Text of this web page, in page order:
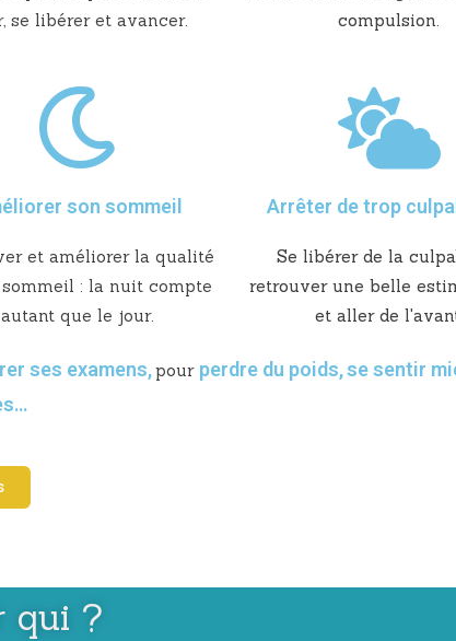
se libérer et avancer.
compulsion.
son sommeil
et améliorer la qualité
sommeil : la nuit compte
autant que le jour.
Arrêter de trop
Se libérer de la
retrouver une belle
et aller de
ses examens,pour perdre du poids,se sentir
…
qui ?